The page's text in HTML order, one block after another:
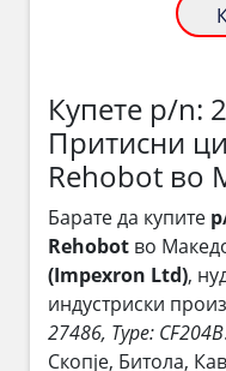
Купете p/n:
Притисни
Rehobot во
Барате да купите
Rehobot во
(Impexron Ltd),
индустриски
27486, Type: CF204B
Скопје, Битола,